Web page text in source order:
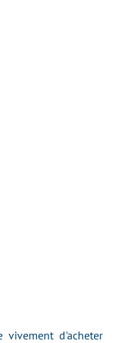
vivement d'acheter